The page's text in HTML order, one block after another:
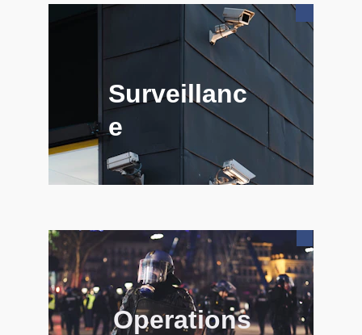
Surveillanc
e
Operations